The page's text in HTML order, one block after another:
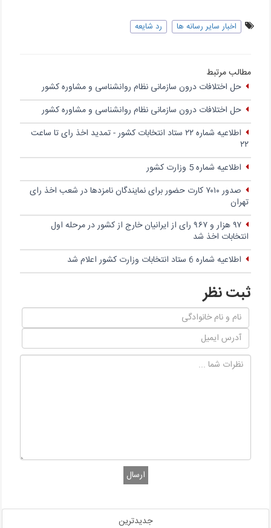
اخبار سایر رسانه ها رد شایعه
مطالب مرتبط
حل اختلافات درون سازمانی نظام روانشناسی و مشاوره کشور
حل اختلافات درون سازمانی نظام روانشناسی و مشاوره کشور
اطلاعیه شماره ۲۲ ستاد انتخابات کشور - تمدید اخذ رای تا ساعت
۲۲
اطلاعیه شماره 5 وزارت کشور
صدور ۷۰۱۰ کارت حضور برای نمایندگان نامزدها در شعب اخذ رای
تهران
۹۷ هزار و ۹۶۷ رای از ایرانیان خارج از کشور در مرحله اول
انتخابات اخذ شد
اطلاعیه شماره 6 ستاد انتخابات وزارت کشور اعلام شد
ثبت نظر
ارسال
جدیدترین